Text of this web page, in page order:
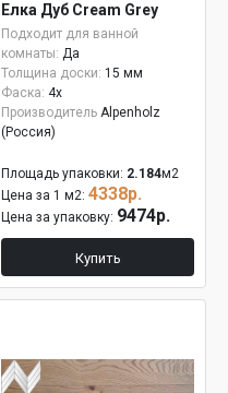
Елка Дуб Cream Grey
15мм
Подходит для ванной
комнаты: Да
Толщина доски: 15 мм
Фаска: 4x
Производитель Alpenholz
(Россия)
Площадь упаковки: 2.184м2
Цена за 1 м2: 4338р.
Цена за упаковку: 9474р.
Купить